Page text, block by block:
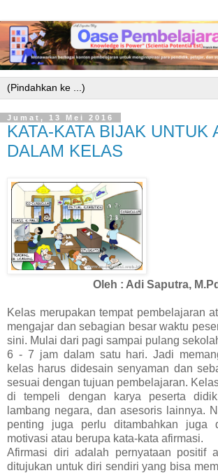
Jumat, 13 Mei 2016
KATA-KATA BIJAK UNTUK
DALAM KELAS
Oleh : Adi Saputra, M.Pd
Kelas merupakan tempat pembelajaran
mengajar dan sebagian besar waktu
sini. Mulai dari pagi sampai pulang
6 - 7 jam dalam satu hari. Jadi
kelas harus didesain senyaman dan
sesuai dengan tujuan pembelajaran.
di tempeli dengan karya peserta
lambang negara, dan asesoris lainnya.
penting juga perlu ditambahkan juga
motivasi atau berupa kata-kata afirmasi.
Afirmasi diri adalah pernyataan positif
ditujukan untuk diri sendiri yang bisa